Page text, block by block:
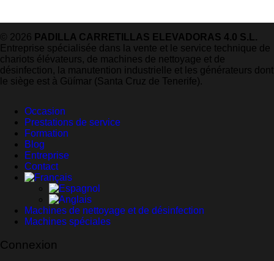
© 2026 PADILLA CARRETILLAS ELEVADORAS 4.0 S.L.
Entreprise spécialisée dans la vente et le service technique de
chariots élévateurs, de machines de nettoyage et de
désinfection, la manutention industrielle et les générateurs dont
le siège est à Güímar (Santa Cruz de Tenerife).
Occasion
Prestations de service
Formation
Blog
Entreprise
Contact
Machines de nettoyage et de désinfection
Machines spéciales
Connexion